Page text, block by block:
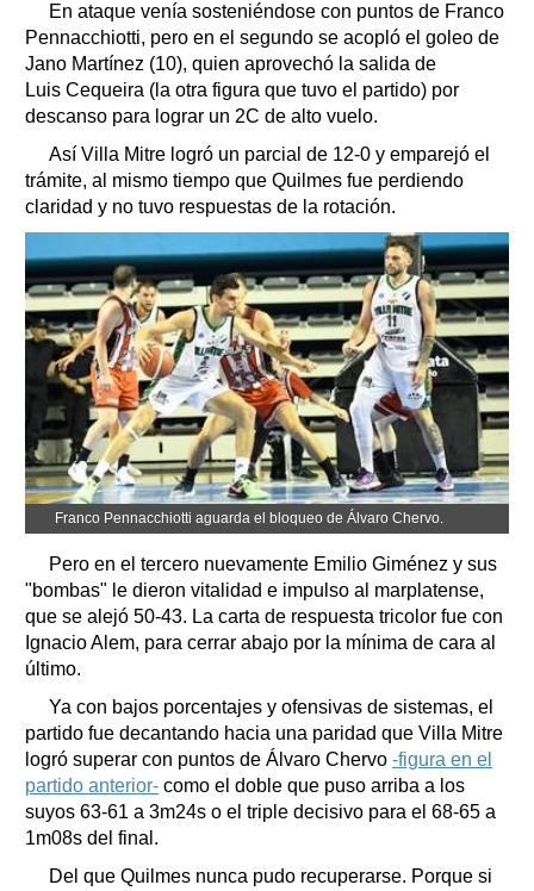
En ataque venía sosteniéndose con puntos de Franco
Pennacchiotti, pero en el segundo se acopló el goleo de
Jano Martínez (10), quien aprovechó la salida de
Luis Cequeira (la otra figura que tuvo el partido) por
descanso para lograr un 2C de alto vuelo.
Así Villa Mitre logró un parcial de 12-0 y emparejó el
trámite, al mismo tiempo que Quilmes fue perdiendo
claridad y no tuvo respuestas de la rotación.
Franco Pennacchiotti aguarda el bloqueo de Álvaro Chervo.
Pero en el tercero nuevamente Emilio Giménez y sus
"bombas" le dieron vitalidad e impulso al marplatense,
que se alejó 50-43. La carta de respuesta tricolor fue con
Ignacio Alem, para cerrar abajo por la mínima de cara al
último.
Ya con bajos porcentajes y ofensivas de sistemas, el
partido fue decantando hacia una paridad que Villa Mitre
logró superar con puntos de Álvaro Chervo -figura en el
partido anterior- como el doble que puso arriba a los
suyos 63-61 a 3m24s o el triple decisivo para el 68-65 a
1m08s del final.
Del que Quilmes nunca pudo recuperarse. Porque si